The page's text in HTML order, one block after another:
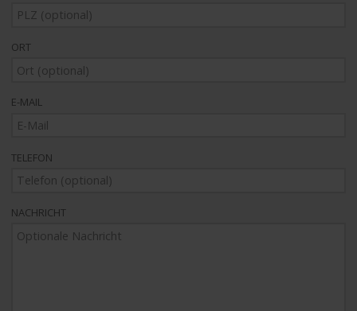
ORT
E-MAIL
TELEFON
NACHRICHT